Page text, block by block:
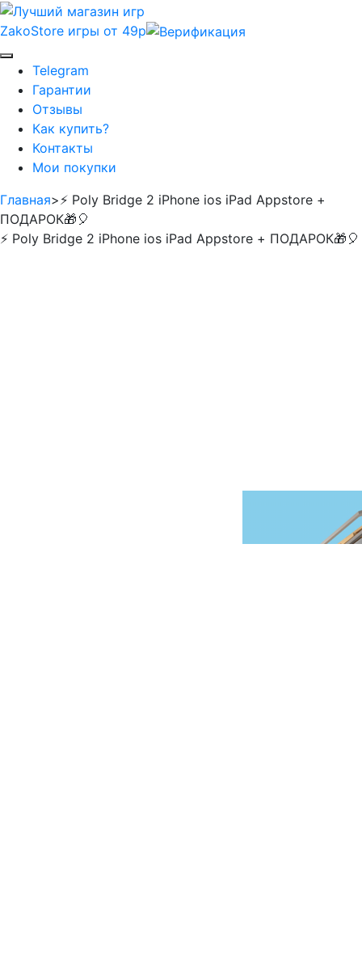
ZakoStore игры от 49р
Telegram
Гарантии
Отзывы
Как купить?
Контакты
Мои покупки
Главная>⚡️ Poly Bridge 2 iPhone ios iPad Appstore +
ПОДАРОК🎁🎈
⚡️ Poly Bridge 2 iPhone ios iPad Appstore + ПОДАРОК🎁🎈